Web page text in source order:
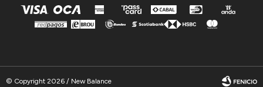
© Copyright 2026 / New Balance